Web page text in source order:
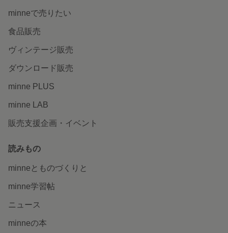
minneで売りたい
食品販売
ヴィンテージ販売
ダウンロード販売
minne PLUS
minne LAB
販売支援企画・イベント
読みもの
minneとものづくりと
minne学習帖
ニュース
minneの本